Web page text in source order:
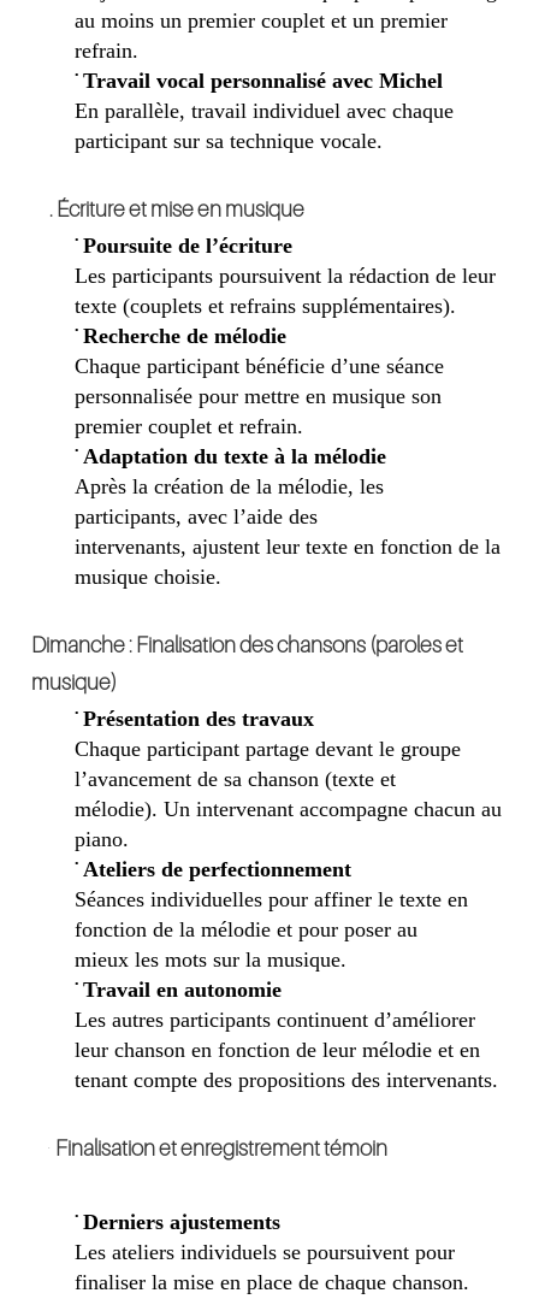
au moins un premier couplet et un premier
refrain.
•Travail vocal personnalisé avec Michel
En parallèle, travail individuel avec chaque
participantsur sa technique vocale.
. Écriture et mise en musique
•Poursuite de l’écriture
Les participants poursuivent la rédaction de leur
texte (couplets et refrains supplémentaires).
•Recherche de mélodie
Chaque participant bénéficie d’une séance
personnalisée pour mettre en musique son
premier couplet et refrain.
• Adaptation du texte à la mélodie
Après la création de la mélodie, les
participants, avec l’aide des
intervenants,ajustent leur texte en fonction de la
musiquechoisie.
Dimanche : Finalisation des chansons (paroles et
musique)
•Présentation des travaux
Chaque participant partage devant le groupe
l’avancement de sa chanson (texte et
mélodie).Un intervenant accompagne chacun au
piano.
• Ateliers de perfectionnement
Séances individuelles pour affiner le texteen
fonction de la mélodie et pour poser au
mieuxles mots sur la musique.
•Travail en autonomie
Les autres participants continuent d’améliorer
leur chanson en fonction de leur mélodie eten
tenant compte despropositions des intervenants.
. Finalisation et enregistrementtémoin
•Derniers ajustements
Les ateliers individuels se poursuivent pour
finaliser la mise en place de chaque chanson.